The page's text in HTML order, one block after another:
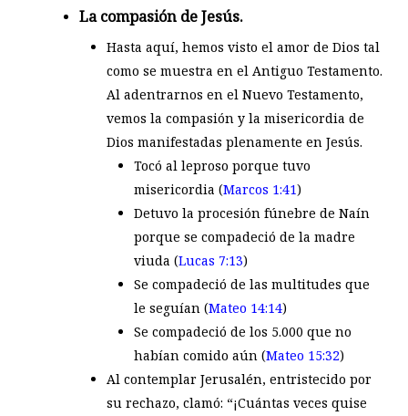
La compasión de Jesús.
Hasta aquí, hemos visto el amor de Dios tal
como se muestra en el Antiguo Testamento.
Al adentrarnos en el Nuevo Testamento,
vemos la compasión y la misericordia de
Dios manifestadas plenamente en Jesús.
Tocó al leproso porque tuvo
misericordia (Marcos 1:41)
Detuvo la procesión fúnebre de Naín
porque se compadeció de la madre
viuda (Lucas 7:13)
Se compadeció de las multitudes que
le seguían (Mateo 14:14)
Se compadeció de los 5.000 que no
habían comido aún (Mateo 15:32)
Al contemplar Jerusalén, entristecido por
su rechazo, clamó: “¡Cuántas veces quise